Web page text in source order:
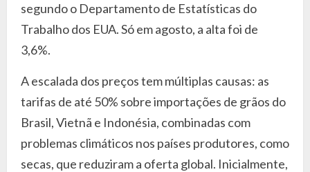
segundo o Departamento de Estatísticas do
Trabalho dos EUA. Só em agosto, a alta foi de
3,6%.
A escalada dos preços tem múltiplas causas: as
tarifas de até 50% sobre importações de grãos do
Brasil, Vietnã e Indonésia, combinadas com
problemas climáticos nos países produtores, como
secas, que reduziram a oferta global. Inicialmente,